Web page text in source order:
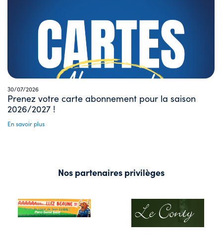
30/07/2026
Prenez votre carte abonnement pour la saison
2026/2027 !
En savoir plus
Nos partenaires privilèges